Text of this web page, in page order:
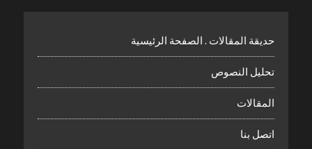
حديقة المقالات . الصفحة الرئيسية
تحليل النصوص
المقالات
اتصل بنا